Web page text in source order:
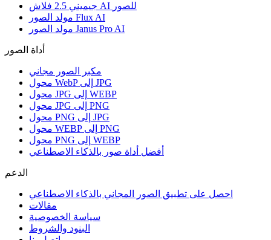
جيميني 2.5 فلاش AI للصور
مولد الصور Flux AI
مولد الصور Janus Pro AI
أداة الصور
مكبر الصور مجاني
محول WebP إلى JPG
محول JPG إلى WEBP
محول JPG إلى PNG
محول PNG إلى JPG
محول WEBP إلى PNG
محول PNG إلى WEBP
أفضل أداة صور بالذكاء الاصطناعي
الدعم
احصل على تطبيق الصور المجاني بالذكاء الاصطناعي
مقالات
سياسة الخصوصية
البنود والشروط